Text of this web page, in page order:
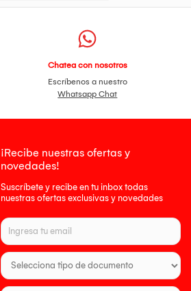
Chatea con nosotros
Escríbenos a nuestro
Whatsapp Chat
¡Recibe nuestras ofertas y
novedades!
Suscríbete y recibe en tu inbox todas
nuestras ofertas exclusivas y novedades